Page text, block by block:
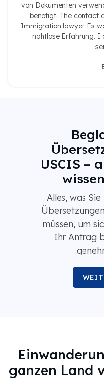
von Dokumenten
benötigt. The contact
Immigration lawyer. Es
nahtlose Erfahrung. I
USCIS –
Alles, was
müssen, um
Ihr Antrag
ganzen Land